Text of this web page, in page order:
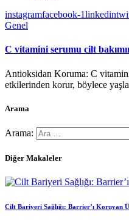
instagramfacebook-1linkedin
Genel
C vitamini serumu cilt
Antioksidan Koruma: C
etkilerinden korur, böylece
Arama
Arama:
Diğer Makaleler
Cilt Bariyeri Sağlığı: Barrier’ı Koruyan